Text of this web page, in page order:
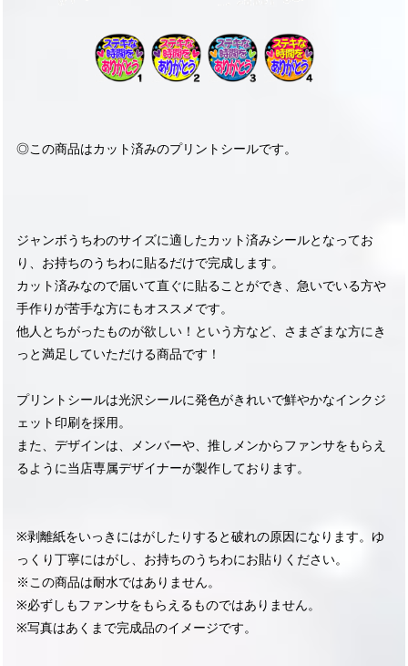
◎この商品はカット済みのプリントシールです。
ジャンボうちわのサイズに適したカット済みシールとなってお
り、お持ちのうちわに貼るだけで完成します。
カット済みなので届いて直ぐに貼ることができ、急いでいる方や
手作りが苦手な方にもオススメです。
他人とちがったものが欲しい！という方など、さまざまな方にき
っと満足していただける商品です！
プリントシールは光沢シールに発色がきれいで鮮やかなインクジ
ェット印刷を採用。
また、デザインは、メンバーや、推しメンからファンサをもらえ
るように当店専属デザイナーが製作しております。
※剥離紙をいっきにはがしたりすると破れの原因になります。ゆ
っくり丁寧にはがし、お持ちのうちわにお貼りください。
※この商品は耐水ではありません。
※必ずしもファンサをもらえるものではありません。
※写真はあくまで完成品のイメージです。